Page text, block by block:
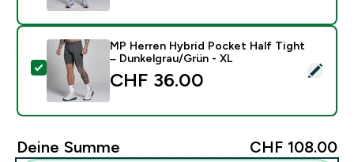
Dieses Produkt ausw�hlen - MP Herren Hybrid
MP Herren Hybrid Pocket Half Tight
– Dunkelgrau/Grün - XL
CHF 36.00‎
Deine Summe CHF 108.00‎